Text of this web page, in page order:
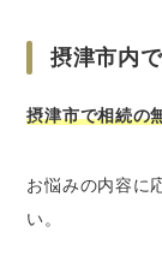
大阪府の
さいごに
摂津市内
摂津市で相続の
お悩みの内容に
い。